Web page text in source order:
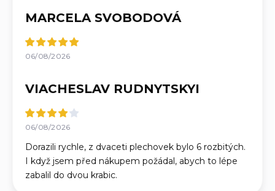
MARCELA SVOBODOVÁ
06/08/2026
VIACHESLAV RUDNYTSKYI
06/08/2026
Dorazili rychle, z dvaceti plechovek bylo 6 rozbitých.
I když jsem před nákupem požádal, abych to lépe
zabalil do dvou krabic.